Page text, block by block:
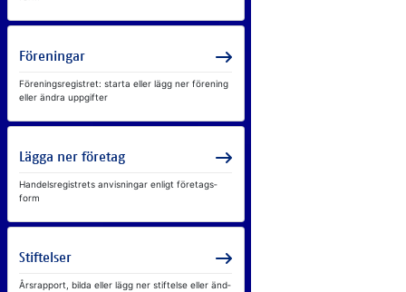
För­e­ning­ar
För­e­nings­re­gist­ret: star­ta el­ler lägg ner för­e­ning
el­ler änd­ra upp­gif­ter
Läg­ga ner fö­re­tag
Han­dels­re­gist­rets an­vis­ning­ar en­ligt fö­re­tags­
form
Stif­tel­ser
Års­rap­port, bil­da el­ler lägg ner stif­tel­se el­ler änd­